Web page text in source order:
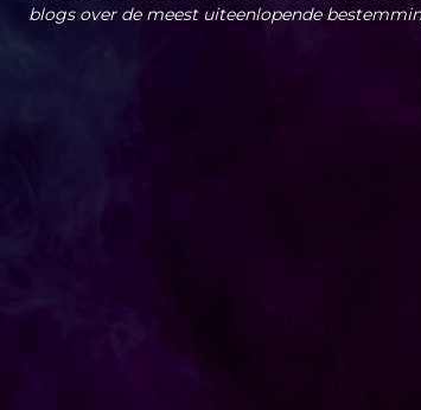
blogs over de meest uiteenlopende